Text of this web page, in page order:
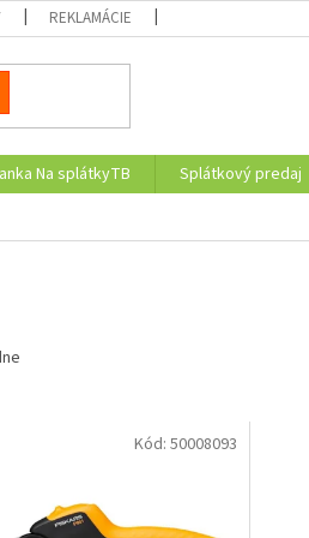
REKLAMÁCIE
Na splátkyTB Splátkový predaj
Kód: 50008093